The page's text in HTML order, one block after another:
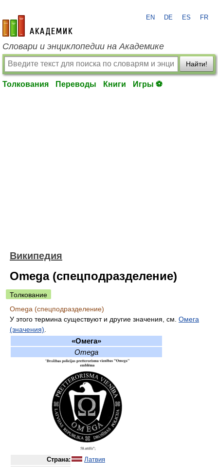
academic.ru
EN DE ES FR
Словари и энциклопедии на Академике
Найти!
Толкования Переводы Книги Игры ⚽
Википедия
Omega (спецподразделение)
Толкование
Omega (спецподразделение)
У этого термина существуют и другие значения, см. Омега
(значения)
«Омега»
Omega
Страна:
Латвия